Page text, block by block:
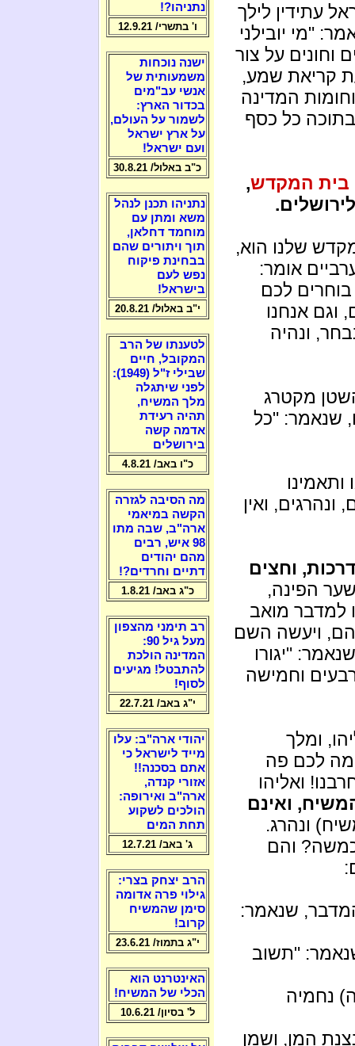
עתידין לילך
"מי יובילני
וחונים על צור
קריאת שמע,
המדינה
כל כסף
בית המקדש,
שלנו הוא,
אומר:
לכם
וגם אנחנו
ונהיה
מקטרג
שנאמר: "כל
ונהרגים, ואין
וחצים
הפינה,
למדבר מואב
ויעשה השם
"יגורו
וחמישה
ומלך
מה לכם פה
ואליהו
ואינם
ונהרג.
והם
שנאמר:
"תשוב
נחמיה
המן, ושמן
נתניהו?!
ו' בתשרי/ 12.9.21
ישנה נוכחות
משמעותית של
אנשי עב"מים
בכדור הארץ:
לשמור על העולם,
על ארץ ישראל
ועם ישראל!
כ"ב באלול/ 30.8.21
נתניהו תכנן לנהל
משא ומתן עם
מוחמד דחלאן,
תוך ויתורים שהם
בבחינת פיקוח
נפש לעם
בישראל!
י"ב באלול/ 20.8.21
לטענתו של הרב
המקובל, חיים
שבילי ז"ל (1949):
לפני שיתגלה
מלך המשיח,
תהיה רעידת
אדמה קשה
בירושלים
כ"ו באב/ 4.8.21
מה הסיבה לגזרה
הקשה במיאמי
ארה"ב, שבה מתו
98 איש, רבים
מהם יהודים
דתיים וחרדים?!
כ"ג באב/ 1.8.21
רב תימני מהצפון
מעל גיל 90:
המדינה הולכת
להתבטל! מגיעים
לסוף!
י"ג באב/ 22.7.21
יהודי ארה"ב: עלו
מייד לישראל כי
אתם בסכנה!!
אזורי קנדה,
ארה"ב ואירופה:
הולכים לשקוע
תחת המים
ג' באב/ 12.7.21
הרב יצחק בצרי:
גילוי פרה אדומה
סימן שהמשיח
קרוב!
י"ג בתמוז/ 23.6.21
האינטרנט הוא
הכלי של המשיח!
ל' בסיון/ 10.6.21